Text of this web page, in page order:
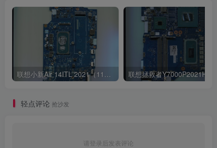
联想小新Air 14ITL 2021（11代i5 集显）版号：LA-K321P Rev:1B
轻点评论 抢沙发
请登录后发表评论